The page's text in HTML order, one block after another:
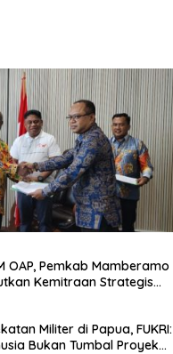
OAP, Pemkab Mamberamo
Kemitraan Strategis
Militer di Papua, FUKRI:
Bukan Tumbal Proyek